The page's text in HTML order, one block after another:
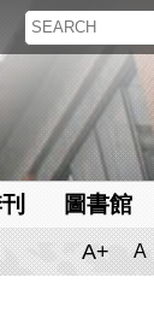
圖書館
A+ A